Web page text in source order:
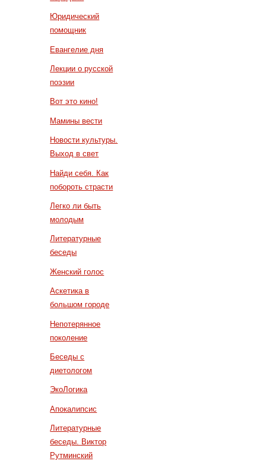
Юридический
помощник
Евангелие дня
Лекции о русской
поэзии
Вот это кино!
Мамины вести
Новости культуры.
Выход в свет
Найди себя. Как
побороть страсти
Легко ли быть
молодым
Литературные
беседы
Женский голос
Аскетика в
большом городе
Непотерянное
поколение
Беседы с
диетологом
ЭкоЛогика
Апокалипсис
Литературные
беседы. Виктор
Рутминский